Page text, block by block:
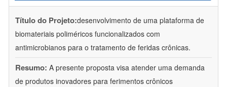
Título do Projeto:desenvolvimento de uma plataforma de
biomateriais poliméricos funcionalizados com
antimicrobianos para o tratamento de feridas crônicas.
Resumo: A presente proposta visa atender uma demanda
de produtos inovadores para ferimentos crônicos